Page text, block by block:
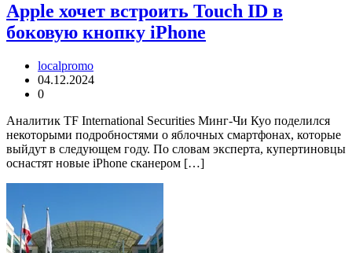
Apple хочет встроить Touch ID в
боковую кнопку iPhone
localpromo
04.12.2024
0
Аналитик TF International Securities Минг-Чи Куо поделился
некоторыми подробностями о яблочных смартфонах, которые
выйдут в следующем году. По словам эксперта, купертиновцы
оснастят новые iPhone сканером […]